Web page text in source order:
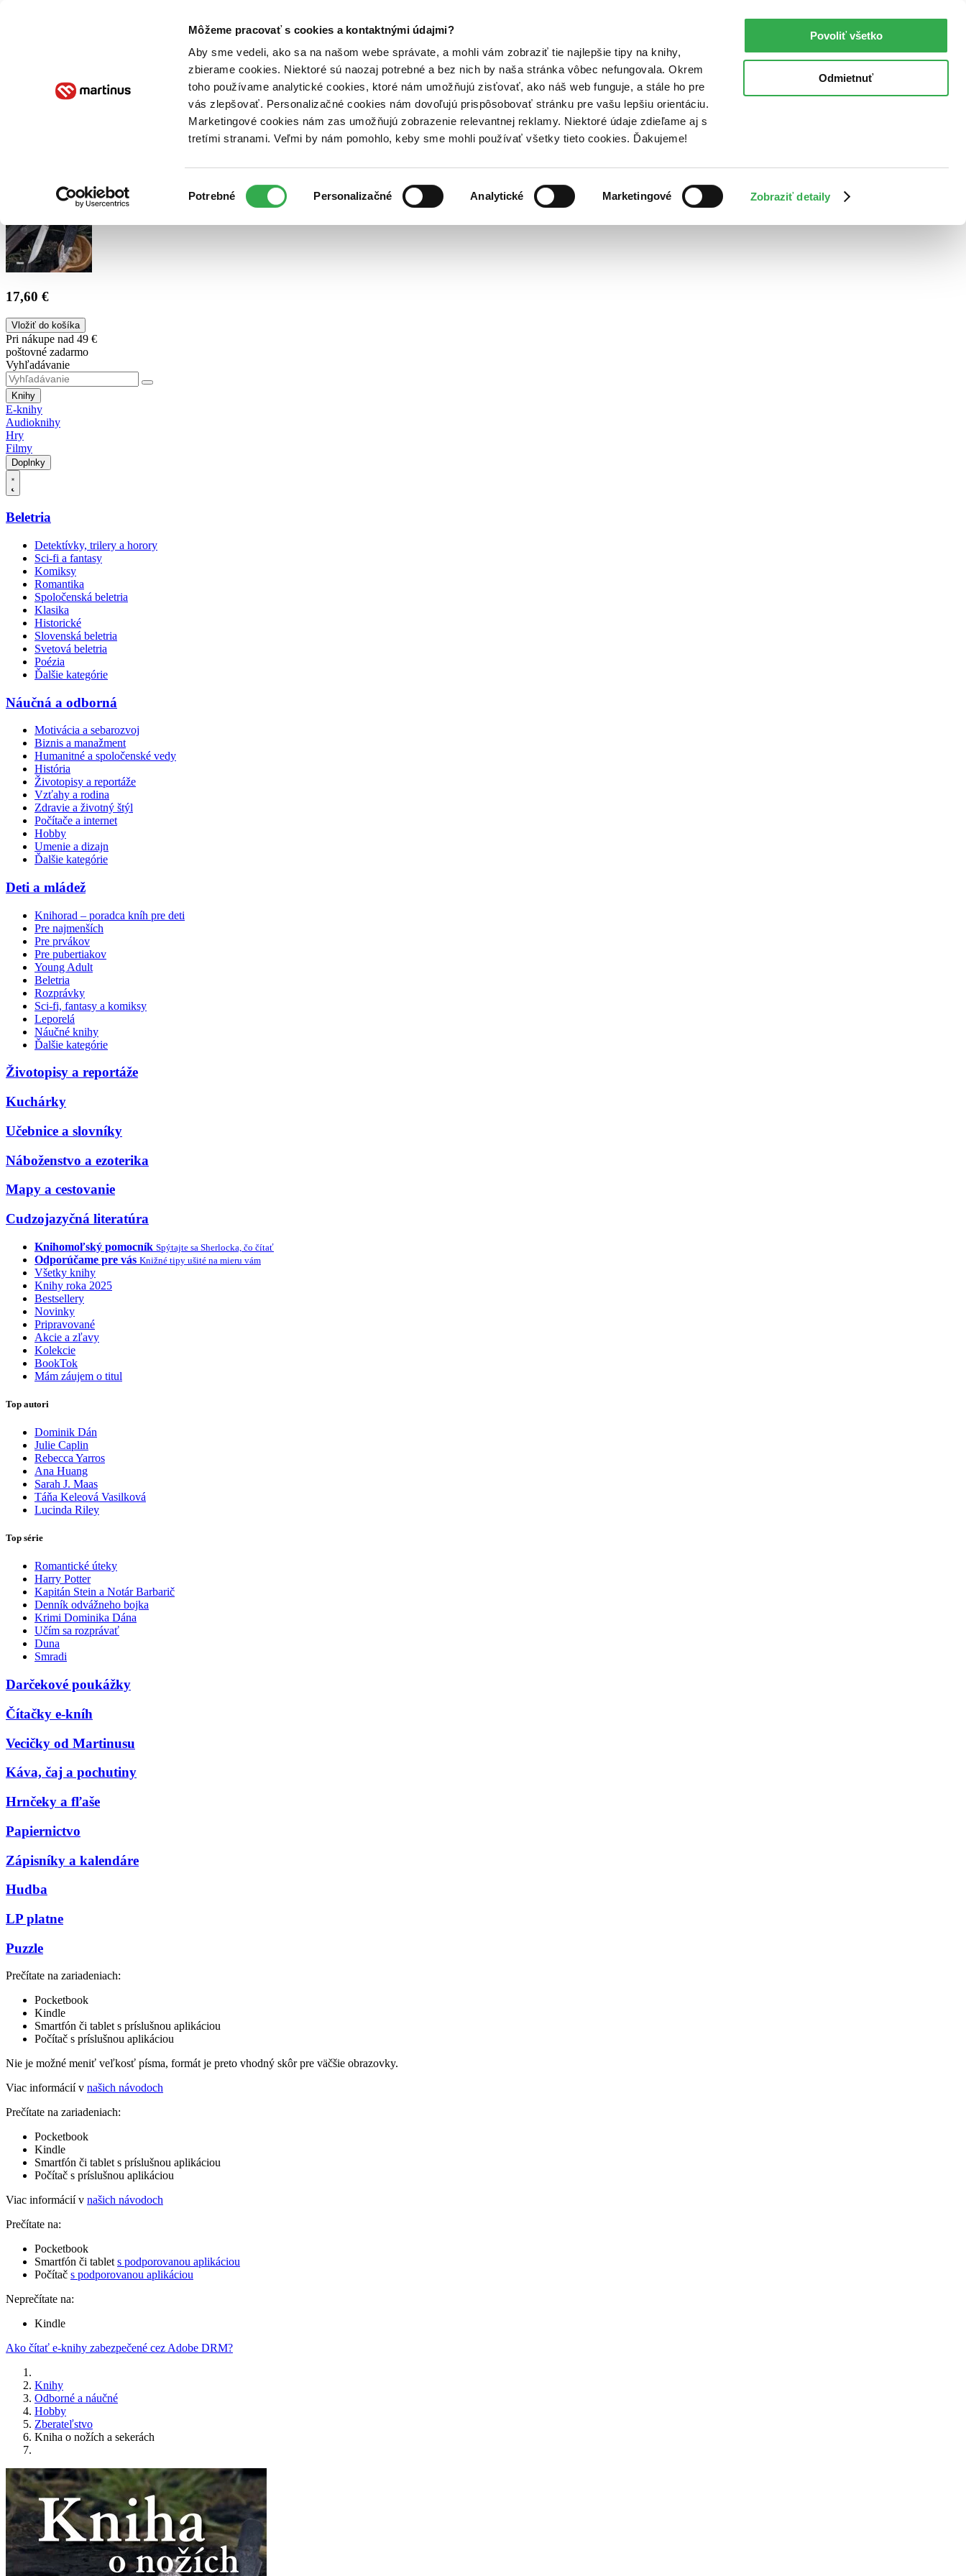
Môžeme pracovať s cookies a kontaktnými údajmi?
Aby sme vedeli, ako sa na našom webe správate, a mohli vám zobraziť tie najlepšie tipy na knihy,
zbierame cookies. Niektoré sú naozaj potrebné a bez nich by naša stránka vôbec nefungovala. Okrem
toho používame analytické cookies, ktoré nám umožňujú zisťovať, ako náš web funguje, a stále ho pre
vás zlepšovať. Personalizačné cookies nám dovoľujú prispôsobovať stránku pre vašu lepšiu orientáciu.
Marketingové cookies nám zas umožňujú zobrazenie relevantnej reklamy. Niektoré údaje zdieľame aj s
tretími stranami. Veľmi by nám pomohlo, keby sme mohli používať všetky tieto cookies. Ďakujeme!
súhlasu
Potrebné Personalizačné Analytické Marketingové Zobraziť detaily
Povoliť všetko
Odmietnuť
Poukážky Kontakt
17,60 €
Vložiť do košíka
Pri nákupe nad 49 €
poštovné zadarmo
Vyhľadávanie
Knihy
E-knihy
Audioknihy
Hry
Filmy
Doplnky
Beletria
Detektívky, trilery a horory
Sci-fi a fantasy
Komiksy
Romantika
Spoločenská beletria
Klasika
Historické
Slovenská beletria
Svetová beletria
Poézia
Ďalšie kategórie
Náučná a odborná
Motivácia a sebarozvoj
Biznis a manažment
Humanitné a spoločenské vedy
História
Životopisy a reportáže
Vzťahy a rodina
Zdravie a životný štýl
Počítače a internet
Hobby
Umenie a dizajn
Ďalšie kategórie
Deti a mládež
Knihorad – poradca kníh pre deti
Pre najmenších
Pre prvákov
Pre pubertiakov
Young Adult
Beletria
Rozprávky
Sci-fi, fantasy a komiksy
Leporelá
Náučné knihy
Ďalšie kategórie
Životopisy a reportáže
Kuchárky
Učebnice a slovníky
Náboženstvo a ezoterika
Mapy a cestovanie
Cudzojazyčná literatúra
Knihomoľský pomocník Spýtajte sa Sherlocka, čo čítať
Odporúčame pre vás Knižné tipy ušité na mieru vám
Všetky knihy
Knihy roka 2025
Bestsellery
Novinky
Pripravované
Akcie a zľavy
Kolekcie
BookTok
Mám záujem o titul
Top autori
Dominik Dán
Julie Caplin
Rebecca Yarros
Ana Huang
Sarah J. Maas
Táňa Keleová Vasilková
Lucinda Riley
Top série
Romantické úteky
Harry Potter
Kapitán Stein a Notár Barbarič
Denník odvážneho bojka
Krimi Dominika Dána
Učím sa rozprávať
Duna
Smradi
Darčekové poukážky
Čítačky e-kníh
Vecičky od Martinusu
Káva, čaj a pochutiny
Hrnčeky a fľaše
Papiernictvo
Zápisníky a kalendáre
Hudba
LP platne
Puzzle
Prečítate na zariadeniach:
Pocketbook
Kindle
Smartfón či tablet s príslušnou aplikáciou
Počítač s príslušnou aplikáciou
Nie je možné meniť veľkosť písma, formát je preto vhodný skôr pre väčšie obrazovky.
Viac informácií v našich návodoch
Prečítate na zariadeniach:
Pocketbook
Kindle
Smartfón či tablet s príslušnou aplikáciou
Počítač s príslušnou aplikáciou
Viac informácií v našich návodoch
Prečítate na:
Pocketbook
Smartfón či tablet s podporovanou aplikáciou
Počítač s podporovanou aplikáciou
Neprečítate na:
Kindle
Ako čítať e-knihy zabezpečené cez Adobe DRM?
Knihy
Odborné a náučné
Hobby
Zberateľstvo
Kniha o nožích a sekerách